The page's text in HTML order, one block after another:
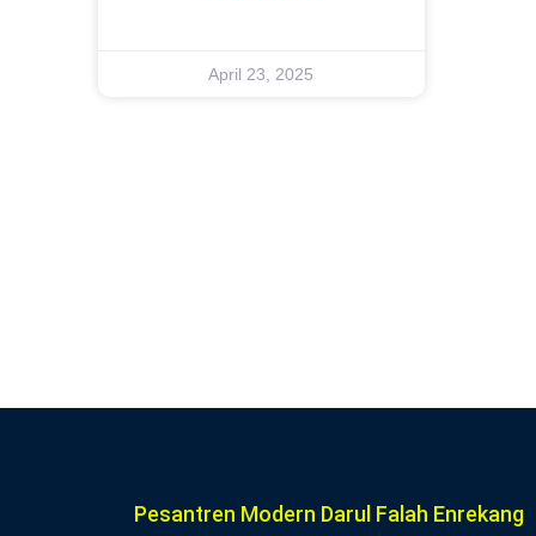
April 23, 2025
Pesantren Modern Darul Falah Enrekang